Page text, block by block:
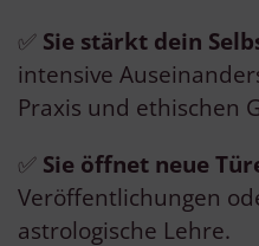
✅ Sie stärkt dein
intensive
Praxis und ethischen
✅ Sie öffnet neue
Veröffentlichungen
astrologische Lehre.